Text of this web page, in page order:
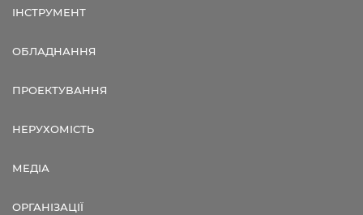
ІНСТРУМЕНТ
ОБЛАДНАННЯ
ПРОЕКТУВАННЯ
НЕРУХОМІСТЬ
МЕДІА
ОРГАНІЗАЦІЇ